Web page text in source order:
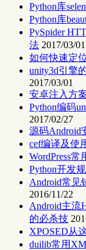
Python库
Python库
PySpider
法 2017/03/01
如何快速定
unity3d引擎
2017/03/01
安卓注入方
Python编码
2017/02/27
源码Android
cef编译及使
WordPress
Python开发
Android常见
2016/11/22
Android主流
的必杀技
XPOSED从
duilib常用